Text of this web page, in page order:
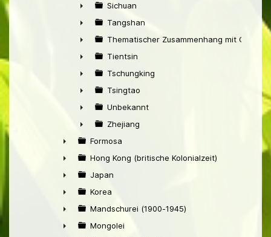
►
►
Sichuan
►
Tangshan
►
Thematischer Zusammenhang mit China
►
Tientsin
►
Tschungking
►
Tsingtao
►
Unbekannt
►
Zhejiang
►
Formosa
►
Hong Kong (britische Kolonialzeit)
►
Japan
►
Korea
►
Mandschurei (1900-1945)
Mongolei